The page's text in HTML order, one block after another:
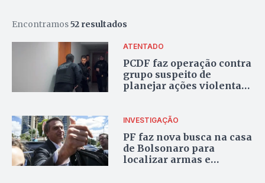
Encontramos52 resultados
ATENTADO
PCDF faz operação contra
grupo suspeito de
planejar ações violentas
INVESTIGAÇÃO
PF faz nova busca na casa
de Bolsonaro para
localizar armas e